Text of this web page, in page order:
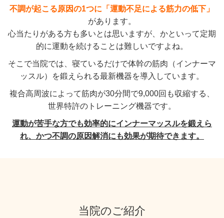
不調が起こる原因の1つに「運動不足による筋力の低下」
があります。
心当たりがある方も多いとは思いますが、かといって定期
的に運動を続けることは難しいですよね。
そこで当院では、寝ているだけで体幹の筋肉（インナーマ
ッスル）を鍛えられる最新機器を導入しています。
複合高周波によって筋肉が30分間で9,000回も収縮する、
世界特許のトレーニング機器です。
運動が苦手な方でも効率的にインナーマッスルを鍛えら
れ、かつ不調の原因解消にも効果が期待できます。
当院のご紹介